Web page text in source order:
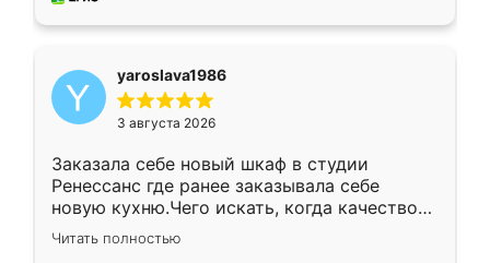
yaroslava1986
3 августа 2026
Заказала себе новый шкаф в студии
Ренессанс где ранее заказывала себе
новую кухню.Чего искать, когда качеством
вполне довольна. Служит кухня уже почти
два года, нареканий нет.
Читать полностью